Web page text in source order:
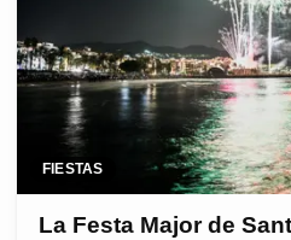
FIESTAS
La Festa Major de